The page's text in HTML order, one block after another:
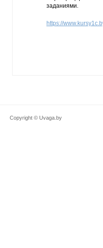
заданиями.
https://
Copyright © Uvaga.by